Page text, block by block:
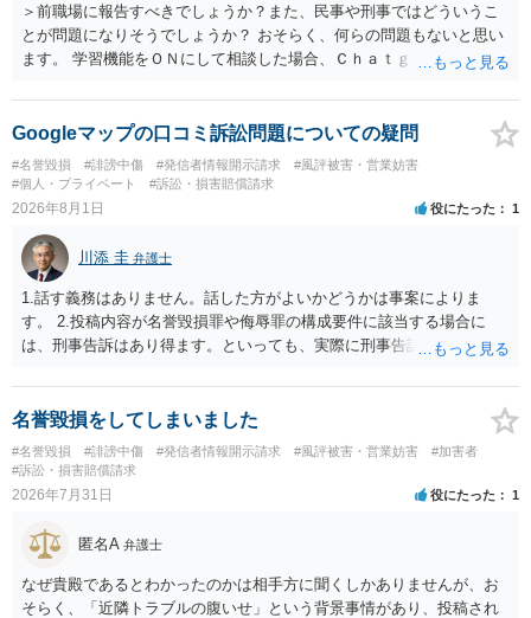
＞前職場に報告すべきでしょうか？また、民事や刑事ではどういうこ
とが問題になりそうでしょうか？ おそらく、何らの問題もないと思い
ます。 学習機能をＯＮにして相談した場合、Ｃｈａｔｇｐｔがｏｐｅ
する可能性がありますが、個人名や会社名を特定していない限り、一
般論として抽象化されて回答に織り込まれる可能性が生じるにすぎま
せんので、その情報自体が、秘密情報に当たるとは思えませんし、名
誉棄損として、個人や会社に対する誹謗中傷の不特定多数への公開に
当たるとも思われません。 もちろん、誰がその内容をｃｈａｔｇｐｔ
をせずに書き込んだことで（おそらく特定して書き込んだとして
も）、相談者さんが刑事民事の責任に問われることはないでしょう。
私見ながらご参考まで。
Googleマップの口コミ訴訟問題についての疑問
#名誉毀損 #誹謗中傷 #発信者情報開示請求
#風評被害・営業妨害
#個人・プライベート
#訴訟・損害賠償請求
2026年8月1日 役にたった 1
川添 圭 弁護士
1.話す義務はありません。話した方がよいかどうかは事案によりま
す。 2.投稿内容が名誉毀損罪や侮辱罪の構成要件に該当する場合に
は、刑事告訴はあり得ます。といっても、実際に刑事告訴に動くかど
です。Googleは電話番号の開示請求もできることが多いので、少しで
も特定可能になるよう、複数ルートで開示請求が行われることが多い
です。さらにいえば、利用者からの口コミ投稿の場合、開示請求者は
ある程度対象者を特定できている（ただし証拠による裏付けか必要な
ので発信者情報開示請求をする）というケースが比較的多いと思われ
名誉毀損をしてしまいました
#名誉毀損 #誹謗中傷 #発信者情報開示請求 #風評被害・営業妨害
#加害者
#訴訟・損害賠償請求
2026年7月31日 役にたった 1
匿名A 弁護士
なぜ貴殿であるとわかったのかは相手方に聞くしかありませんが、お
そらく、「近隣トラブルの腹いせ」という背景事情があり、投稿され